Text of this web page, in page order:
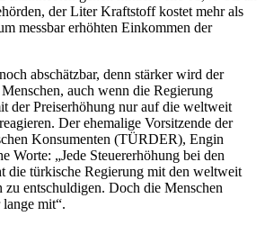
der Liter Kraftstoff kostet mehr als
messbar erhöhten Einkommen der
abschätzbar, denn stärker wird der
auch wenn die Regierung
der Preiserhöhung nur auf die weltweit
Der ehemalige Vorsitzende der
Konsumenten (TÜRDER), Engin
Worte: „Jede Steuererhöhung bei den
die türkische Regierung mit den weltweit
zu entschuldigen. Doch die Menschen
mit“.